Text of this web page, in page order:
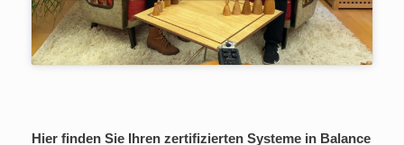
Hier finden Sie Ihren zertifizierten Systeme in Balance